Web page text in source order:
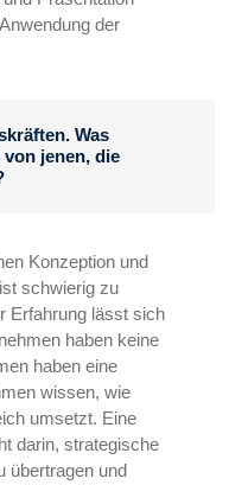
der
Was
jenen, die
Konzeption und
schwierig zu
Erfahrung lässt sich
haben keine
haben eine
wissen, wie
umsetzt. Eine
darin, strategische
übertragen und